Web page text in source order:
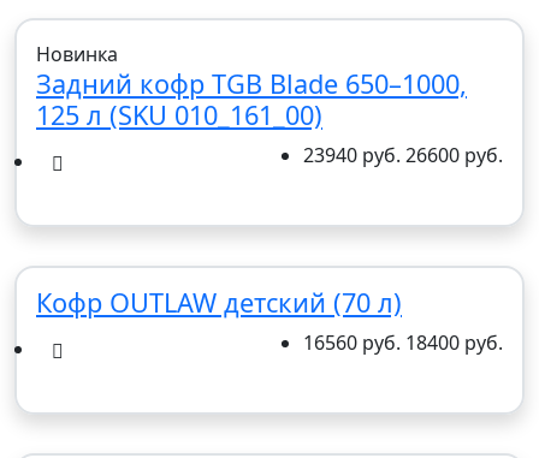
Новинка
Задний кофр TGB Blade 650–1000,
125 л (SKU 010_161_00)
23940 руб. 26600 руб.
Кофр OUTLAW детский (70 л)
16560 руб. 18400 руб.